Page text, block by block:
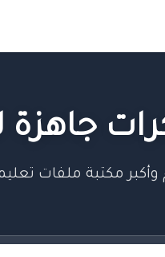
جاهزة
مكتبة ملفات